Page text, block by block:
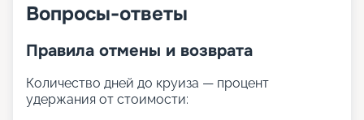
Вопросы-ответы
Правила отмены и возврата
Количество дней до круиза — процент
удержания от стоимости: